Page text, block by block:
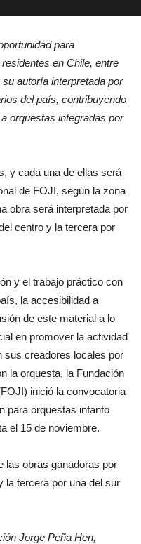
para
en Chile, entre
autoría interpretada por
del país, contribuyendo
orquestas integradas por
y cada una de ellas será
de FOJI, según la zona
obra será interpretada por
centro y la tercera por
y el trabajo práctico con
la accesibilidad a
de este material a lo
en promover la actividad
sus creadores locales por
la orquesta, la Fundación
inició la convocatoria
para orquestas infanto
el 15 de noviembre.
las obras ganadoras por
la tercera por una del sur
Jorge Peña Hen,